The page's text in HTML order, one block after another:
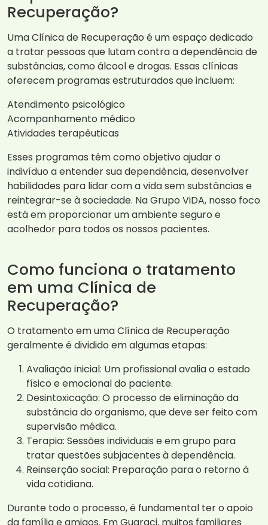
Recuperação?
Uma Clínica de Recuperação é um espaço dedicado
a tratar pessoas que lutam contra a dependência de
substâncias, como álcool e drogas. Essas clínicas
oferecem programas estruturados que incluem:
Atendimento psicológico
Acompanhamento médico
Atividades terapêuticas
Esses programas têm como objetivo ajudar o
indivíduo a entender sua dependência, desenvolver
habilidades para lidar com a vida sem substâncias e
reintegrar-se à sociedade. Na Grupo ViDA, nosso foco
está em proporcionar um ambiente seguro e
acolhedor para todos os nossos pacientes.
Como funciona o tratamento
em uma Clínica de
Recuperação?
O tratamento em uma Clínica de Recuperação
geralmente é dividido em algumas etapas:
Avaliação inicial: Um profissional avalia o estado
físico e emocional do paciente.
Desintoxicação: O processo de eliminação da
substância do organismo, que deve ser feito com
supervisão médica.
Terapia: Sessões individuais e em grupo para
tratar questões subjacentes à dependência.
Reinserção social: Preparação para o retorno à
vida cotidiana.
Durante todo o processo, é fundamental ter o apoio